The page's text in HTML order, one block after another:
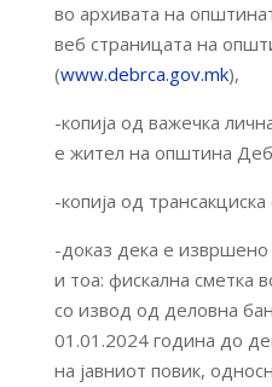
во архивата на
веб страницата на
(www.debrca.gov.mk),
-копија од важечка
е жител на општина
-копија од трансакциска
-доказ дека е
и тоа: фискална сметка
со извод од деловна
01.01.2024 година до
на јавниот повик,